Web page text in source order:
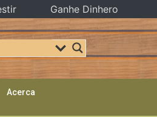
Acerca
Ganhe Dinhero